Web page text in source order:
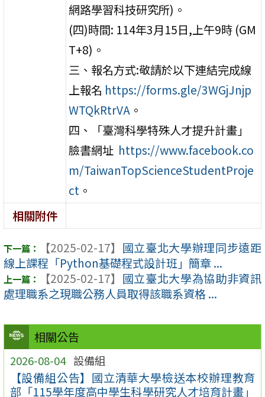
相關公告
2026-08-04 設備組
【設備組公告】國立清華大學檢送本校辦理教育
部「115學年度高中學生科學研究人才培育計畫」
網路學習科技研究所)。
(四)時間: 114年3月15日,上午9時 (GM
T+8)。
三、報名方式:敬請於以下連結完成線
上報名 https://forms.gle/3WGjJnjp
WTQkRtrVA 。
四、「臺灣科學特殊人才提升計畫」
臉書網址 https://www.facebook.co
m/TaiwanTopScienceStudentProje
ct 。
相關附件
【2025-02-17】 國立臺北大學辦理同步遠距
線上課程「Python基礎程式設計班」簡章 ...
【2025-02-17】 國立臺北大學為協助非資訊
處理職系之現職公務人員取得該職系資格 ...